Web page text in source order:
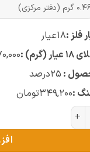
فلز :۱۸عیار
:
: ۲۵درصد
:۳۴۹,۲۰۰تومان
تابش عدد